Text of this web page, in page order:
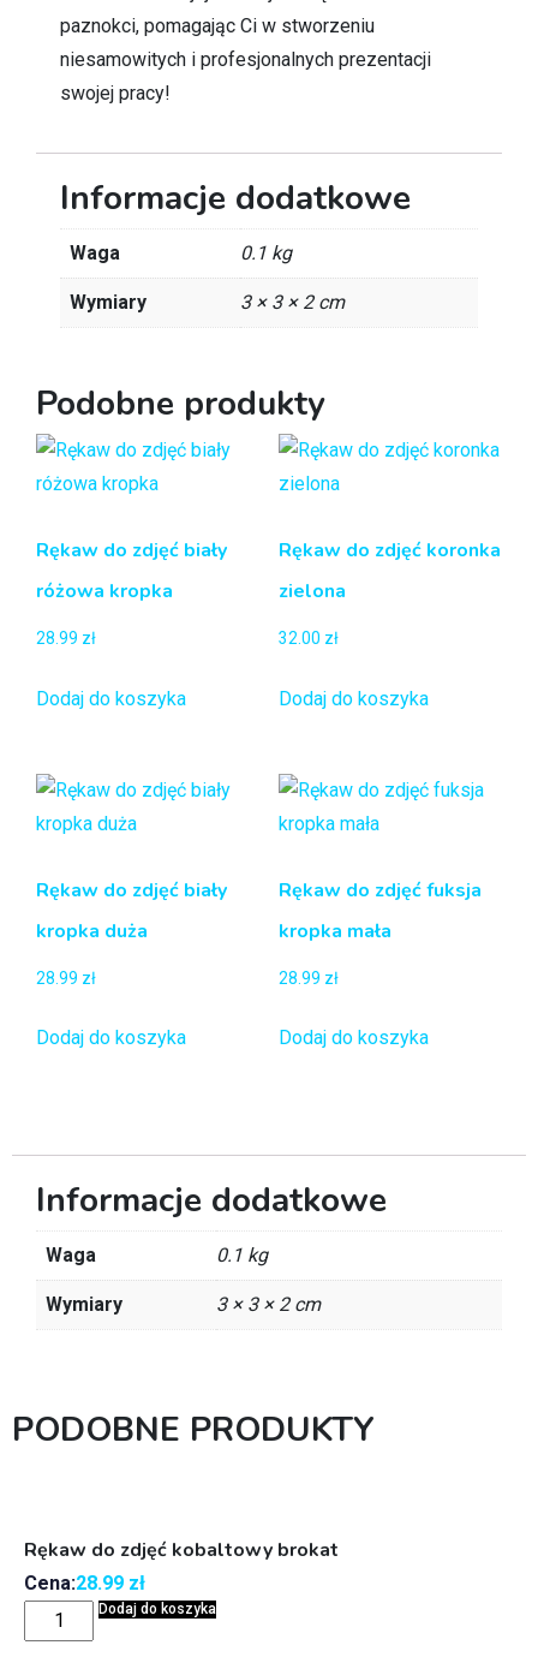
paznokci, pomagając Ci w stworzeniu
niesamowitych i profesjonalnych prezentacji
swojej pracy!
Informacje dodatkowe
Waga 0.1 kg
Wymiary 3 × 3 × 2 cm
Podobne produkty
Rękaw do zdjęć biały
różowa kropka
28.99 zł
Dodaj do koszyka
Rękaw do zdjęć koronka
zielona
32.00 zł
Dodaj do koszyka
Rękaw do zdjęć biały
kropka duża
28.99 zł
Dodaj do koszyka
Rękaw do zdjęć fuksja
kropka mała
28.99 zł
Dodaj do koszyka
Informacje dodatkowe
Waga 0.1 kg
Wymiary 3 × 3 × 2 cm
PODOBNE PRODUKTY
Rękaw do zdjęć kobaltowy brokat
Cena:28.99 zł
Dodaj do koszyka